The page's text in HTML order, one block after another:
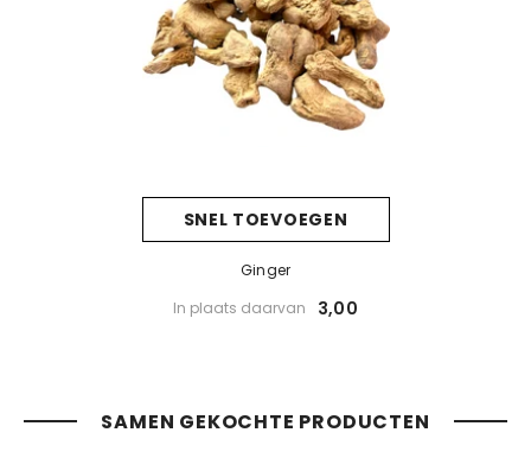
SNEL TOEVOEGEN
Ginger
In plaats daarvan
3,00
SAMEN GEKOCHTE PRODUCTEN